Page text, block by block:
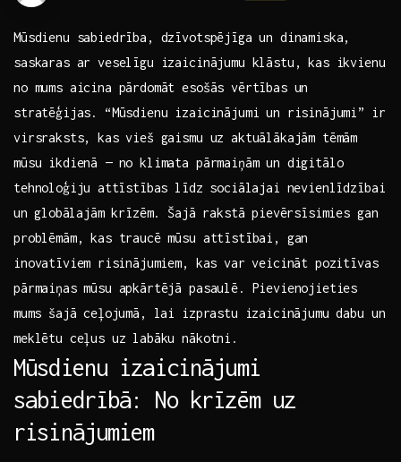
Mūsdienu sabiedrība, dzīvotspējīga un dinamiska,‍
saskaras ar veselīgu izaicinājumu klāstu, kas ikvienu
no mums ​aicina pārdomāt esošās vērtības un
stratēģijas. “Mūsdienu izaicinājumi un risinājumi”‍ ir
virsraksts, kas vieš gaismu uz aktuālākajām tēmām
mūsu ‌ikdienā — no klimata pārmaiņām un digitālo
tehnoloģiju ⁤attīstības līdz sociālajai nevienlīdzībai
⁣un⁢ globālajām krīzēm. Šajā rakstā ​pievērsīsimies gan
problēmām, kas traucē mūsu attīstībai, ​gan
inovatīviem⁢ risinājumiem, kas var veicināt pozitīvas⁣
pārmaiņas mūsu ‌apkārtējā pasaulē. Pievienojieties
⁣mums šajā ceļojumā, lai izprastu izaicinājumu dabu un
meklētu ceļus uz labāku nākotni.
Mūsdienu izaicinājumi
sabiedrībā: No krīzēm uz
risinājumiem